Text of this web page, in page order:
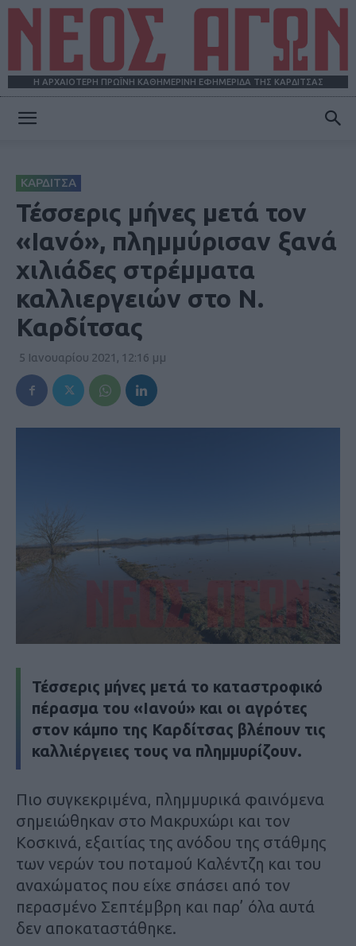
Η ΑΡΧΑΙΟΤΕΡΗ ΠΡΩΪΝΗ ΚΑΘΗΜΕΡΙΝΗ ΕΦΗΜΕΡΙΔΑ ΤΗΣ ΚΑΡΔΙΤΣΑΣ
ΚΑΡΔΙΤΣΑ
Τέσσερις μήνες μετά τον
«Ιανό», πλημμύρισαν ξανά
χιλιάδες στρέμματα
καλλιεργειών στο Ν.
Καρδίτσας
5 Ιανουαρίου 2021, 12:16 μμ
Τέσσερις μήνες μετά το καταστροφικό
πέρασμα του «Ιανού» και οι αγρότες
στον κάμπο της Καρδίτσας βλέπουν τις
καλλιέργειες τους να πλημμυρίζουν.
Πιο συγκεκριμένα, πλημμυρικά φαινόμενα
σημειώθηκαν στο Μακρυχώρι και τον
Κοσκινά, εξαιτίας της ανόδου της στάθμης
των νερών του ποταμού Καλέντζη και του
αναχώματος που είχε σπάσει από τον
περασμένο Σεπτέμβρη και παρ’ όλα αυτά
δεν αποκαταστάθηκε.